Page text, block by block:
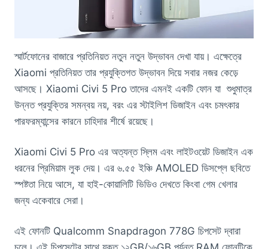
স্মার্টফোনের বাজারে প্রতিনিয়ত নতুন নতুন উদ্ভাবন দেখা যায়। এক্ষেত্রে
Xiaomi প্রতিনিয়ত তার প্রযুক্তিগত উদ্ভাবন দিয়ে সবার নজর কেড়ে
আসছে। Xiaomi Civi 5 Pro তাদের এমনই একটি ফোন যা শুধুমাত্র
উন্নত প্রযুক্তির সমন্বয় নয়, বরং এর স্টাইলিশ ডিজাইন এবং চমৎকার
পারফরম্যান্সের কারনে চাহিদার শীর্ষে রয়েছে।
Xiaomi Civi 5 Pro এর অত্যন্ত স্লিম এবং লাইটওয়েট ডিজাইন এক
ধরনের প্রিমিয়াম লুক দেয়। এর ৬.৫৫ ইঞ্চি AMOLED ডিসপ্লে ছবিতে
স্পষ্টতা নিয়ে আসে, যা হাই-কোয়ালিটি ভিডিও দেখতে কিংবা গেম খেলার
জন্য একেবারে সেরা।
এই ফোনটি Qualcomm Snapdragon 778G চিপসেট দ্বারা